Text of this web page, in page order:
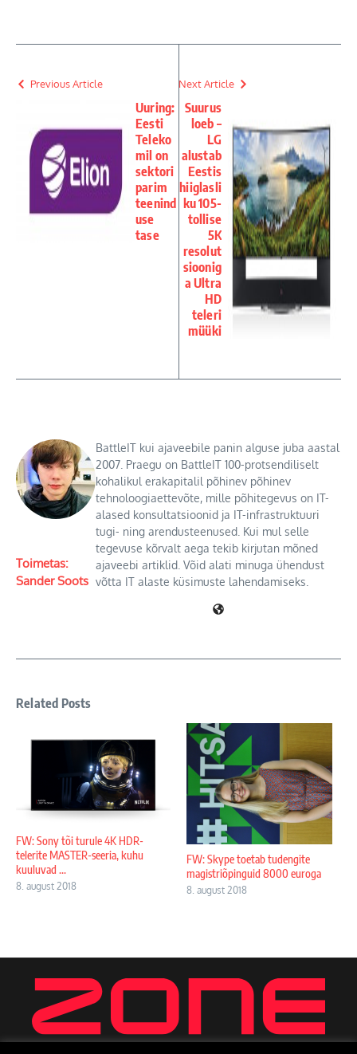
Previous Article
Uuring:
Eesti
Teleko
mil on
sektori
parim
teenind
use
tase
Next Article
Suurus
loeb –
LG
alustab
Eestis
hiiglasli
ku 105-
tollise
5K
resolut
sioonig
a Ultra
HD
teleri
müüki
Toimetas:
Sander Soots
BattleIT kui ajaveebile panin alguse juba aastal
2007. Praegu on BattleIT 100-protsendiliselt
kohalikul erakapitalil põhinev põhinev
tehnoloogiaettevõte, mille põhitegevus on IT-
alased konsultatsioonid ja IT-infrastruktuuri
tugi- ning arendusteenused. Kui mul selle
tegevuse kõrvalt aega tekib kirjutan mõned
ajaveebi artiklid. Võid alati minuga ühendust
võtta IT alaste küsimuste lahendamiseks.
Related Posts
FW: Sony tõi turule 4K HDR-
telerite MASTER-seeria, kuhu
kuuluvad ...
8. august 2018
FW: Skype toetab tudengite
magistriõpinguid 8000 euroga
8. august 2018